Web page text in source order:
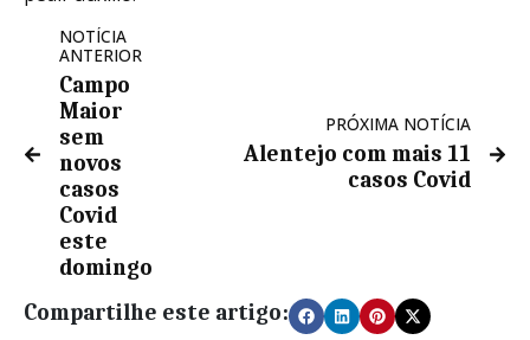
NOTÍCIA
ANTERIOR
Campo
Maior
sem
novos
casos
Covid
este
domingo
PRÓXIMA NOTÍCIA
Alentejo com mais 11
casos Covid
Compartilhe este artigo: